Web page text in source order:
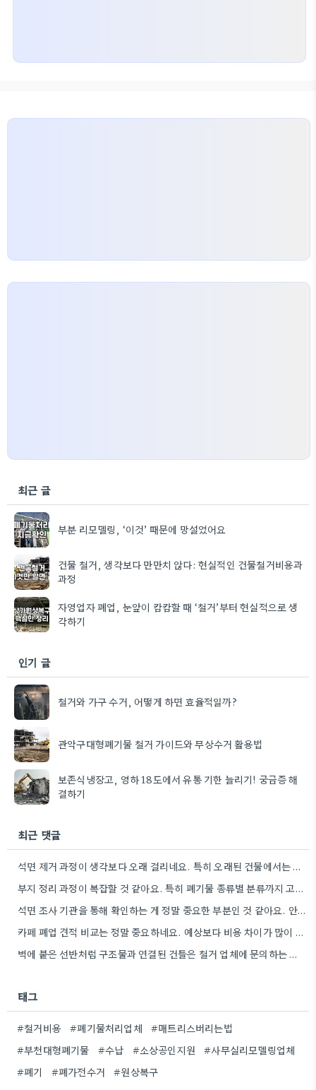
최근 글
부분 리모델링, ‘이것’ 때문에 망설였어요
건물 철거, 생각보다 만만치 않다: 현실적인 건물철거비용과
과정
자영업자 폐업, 눈앞이 캄캄할 때 ‘철거’부터 현실적으로 생
각하기
인기 글
철거와 가구 수거, 어떻게 하면 효율적일까?
관악구대형폐기물 철거 가이드와 무상수거 활용법
보존식냉장고, 영하 18도에서 유통 기한 늘리기! 궁금증 해
결하기
최근 댓글
석면 제거 과정이 생각보다 오래 걸리네요. 특히 오래된 건물에서는 이런 부분에 더 신경 써야 할…
부지 정리 과정이 복잡할 것 같아요. 특히 폐기물 종류별 분류까지 고려하면 더욱 그렇겠죠.
석면 조사 기관을 통해 확인하는 게 정말 중요한 부분인 것 같아요. 안전 때문에 비용보다 더…
카페 폐업 견적 비교는 정말 중요하네요. 예상보다 비용 차이가 많이 날 수 있어서요.
벽에 붙은 선반처럼 구조물과 연결된 건들은 철거 업체에 문의하는 게 맞다고 생각해요. 제가 이전 가게…
태그
#철거비용 #폐기물처리업체
#매트리스버리는법
#부천대형폐기물
#수납 #소상공인지원
#사무실리모델링업체
#폐기
#폐가전수거 #원상복구